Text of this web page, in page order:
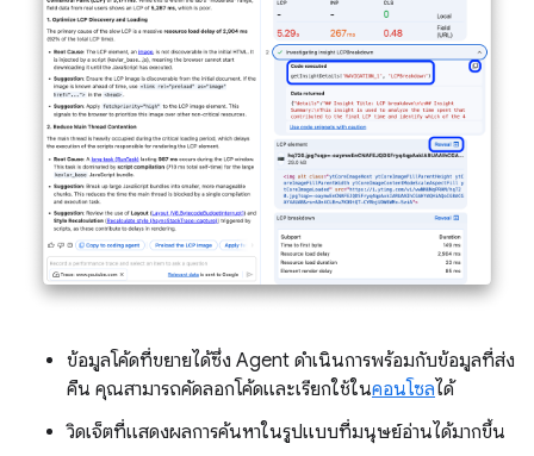
ข้อมูลโค้ดที่ขยายได้ซึ่ง Agent ดำเนินการพร้อมกับข้อมูลที่ส่ง
คืน คุณสามารถคัดลอกโค้ดและเรียกใช้ในคอนโซลได้
วิดเจ็ตที่แสดงผลการค้นหาในรูปแบบที่มนุษย์อ่านได้มากขึ้น